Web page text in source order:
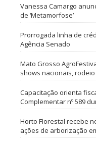
Vanessa Camargo
de ‘Metamorfose’
Prorrogada linha de
Agência Senado
Mato Grosso
shows nacionais,
Capacitação orienta
Complementar nº 589
Horto Florestal recebe
ações de arborização